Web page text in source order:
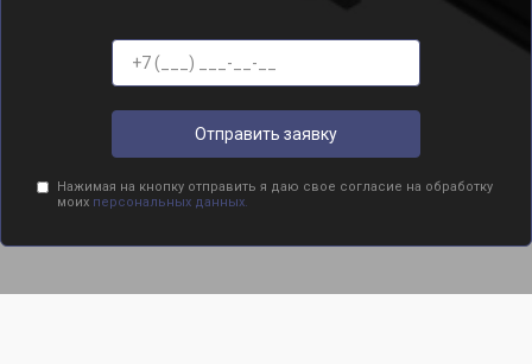
Отправить заявку
Нажимая на кнопку отправить я даю свое согласие на обработку
моих персональных данных.